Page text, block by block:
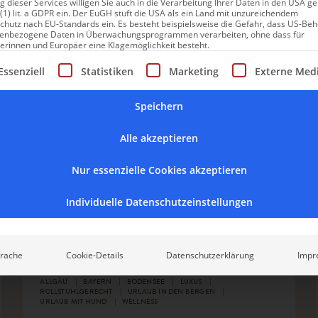
Alpenloge
Elegant „per Du” im
Gourmet-Restaurant bieten den schönsten
ALLGÄU BAYERN BODENSEE
LUXUS
ROLLSTUHLGERECHT
URLAUB IN DEN BERGEN
URLAUB MIT HUND
WELLNESS
dieser Services willigen Sie auch in die Verarbeitung Ihrer Daten in den USA
lit. a GDPR ein. Der EuGH stuft die USA als ein Land mit unzureichendem
nach EU-Standards ein. Es besteht beispielsweise die Gefahr, dass US-
Daten in Überwachungsprogrammen verarbeiten, ohne dass für
und Europäer eine Klagemöglichkeit besteht.
eine Liste der Service-Gruppen, für die eine Einwilligung
Statistiken Marketing Externe
Speichern
Alle akzeptieren
Nur essenzielle Cookies akzeptieren
Individuelle Datenschutzeinstellungen
Cookie-Details Datenschutzerklärung